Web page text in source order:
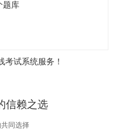
题库
考试系统服务！
信赖之选
同选择